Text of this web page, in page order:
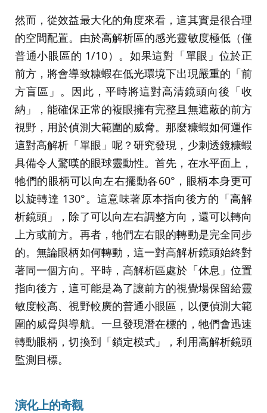
然而，從效益最大化的角度來看，這其實是很合理
的空間配置。由於高解析區的感光靈敏度極低（僅
普通小眼區的 1/10）。如果這對「單眼」位於正
前方，將會導致糠蝦在低光環境下出現嚴重的「前
方盲區」。因此，平時將這對高清鏡頭向後「收
納」，能確保正常的複眼擁有完整且無遮蔽的前方
視野，用於偵測大範圍的威脅。那麼糠蝦如何運作
這對高解析「單眼」呢？研究發現，少刺透鏡糠蝦
具備令人驚嘆的眼球靈動性。首先，在水平面上，
牠們的眼柄可以向左右擺動各60°，眼柄本身更可
以旋轉達 130°。這意味著原本指向後方的「高解
析鏡頭」，除了可以向左右調整方向，還可以轉向
上方或前方。再者，牠們左右眼的轉動是完全同步
的。無論眼柄如何轉動，這一對高解析鏡頭始終對
著同一個方向。平時，高解析區處於「休息」位置
指向後方，這可能是為了讓前方的視覺場保留給靈
敏度較高、視野較廣的普通小眼區，以便偵測大範
圍的威脅與導航。一旦發現潛在標的，牠們會迅速
轉動眼柄，切換到「鎖定模式」，利用高解析鏡頭
監測目標。
演化上的奇觀